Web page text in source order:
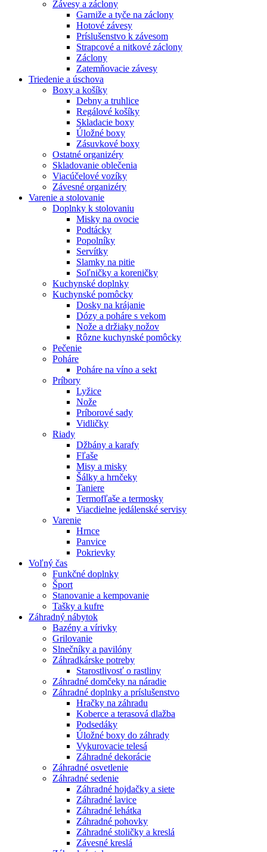
Závesy a záclony
Garniže a tyče na záclony
Hotové závesy
Príslušenstvo k závesom
Strapcové a nitkové záclony
Záclony
Zatemňovacie závesy
Triedenie a úschova
Boxy a košíky
Debny a truhlice
Regálové košíky
Skladacie boxy
Úložné boxy
Zásuvkové boxy
Ostatné organizéry
Skladovanie oblečenia
Viacúčelové vozíky
Závesné organizéry
Varenie a stolovanie
Doplnky k stolovaniu
Misky na ovocie
Podtácky
Popolníky
Servítky
Slamky na pitie
Soľničky a koreničky
Kuchynské doplnky
Kuchynské pomôcky
Dosky na krájanie
Dózy a poháre s vekom
Nože a držiaky nožov
Rôzne kuchynské pomôcky
Pečenie
Poháre
Poháre na víno a sekt
Príbory
Lyžice
Nože
Príborové sady
Vidličky
Riady
Džbány a karafy
Fľaše
Misy a misky
Šálky a hrnčeky
Taniere
Termofľaše a termosky
Viacdielne jedálenské servisy
Varenie
Hrnce
Panvice
Pokrievky
Voľný čas
Funkčné doplnky
Šport
Stanovanie a kempovanie
Tašky a kufre
Záhradný nábytok
Bazény a vírivky
Grilovanie
Slnečníky a pavilóny
Záhradkárske potreby
Starostlivosť o rastliny
Záhradné domčeky na náradie
Záhradné doplnky a príslušenstvo
Hračky na záhradu
Koberce a terasová dlažba
Podsedáky
Úložné boxy do záhrady
Vykurovacie telesá
Záhradné dekorácie
Záhradné osvetlenie
Záhradné sedenie
Záhradné hojdačky a siete
Záhradné lavice
Záhradné lehátka
Záhradné pohovky
Záhradné stoličky a kreslá
Závesné kreslá